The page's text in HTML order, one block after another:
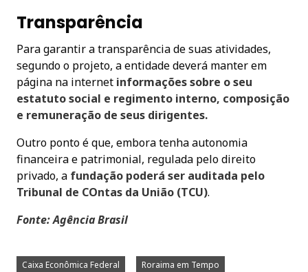
Transparência
Para garantir a transparência de suas atividades,
segundo o projeto, a entidade deverá manter em
página na internet informações sobre o seu
estatuto social e regimento interno, composição
e remuneração de seus dirigentes.
Outro ponto é que, embora tenha autonomia
financeira e patrimonial, regulada pelo direito
privado, a fundação poderá ser auditada pelo
Tribunal de COntas da União (TCU).
Fonte: Agência Brasil
Caixa Econômica Federal Roraima em Tempo